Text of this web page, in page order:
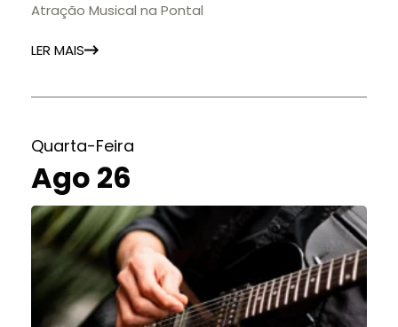
Atração Musical na Pontal
LER MAIS
Quarta-Feira
Ago 26